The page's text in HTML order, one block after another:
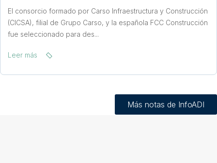
El consorcio formado por Carso Infraestructura y Construcción
(CICSA), filial de Grupo Carso, y la española FCC Construcción
fue seleccionado para des...
Leer más
Más notas de InfoADI